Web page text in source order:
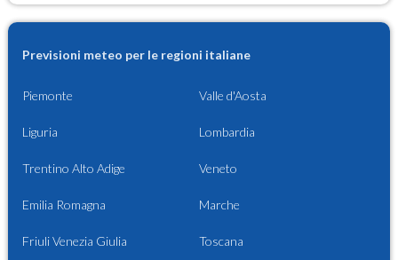
Previsioni meteo per le regioni italiane
Piemonte Valle d'Aosta
Liguria Lombardia
Trentino Alto Adige Veneto
Emilia Romagna Marche
Friuli Venezia Giulia Toscana